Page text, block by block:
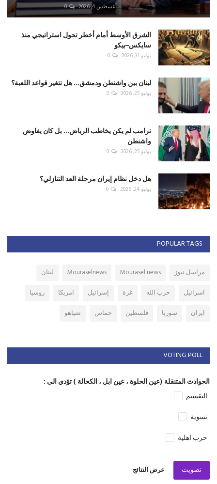
أغسطس 4, 2026 0
الشرق الأوسط أمام أخطر تحول استراتيجي منذ
سايكس–بيكو
يوليو 31, 2026 0
لبنان بين واشنطن ودمشق... هل تتغير قواعد اللعبة؟
يوليو 25, 2026 0
ترامب لم يكن يخاطب الرياض... بل كان يفاوض
واشنطن
يوليو 25, 2026 0
هل دخل نظام إيران مرحلة العد التنازلي؟
يوليو 24, 2026 0
POPULAR TAGS
مراسل نيوز Mourasel news
Mouraselnews
لبنان
اسرائيل
حزب الله غزة إسرائيل امريكا
روسيا
ايران
سوريا فلسطين حماس نتنياهو
VOTING POLL
الحوادث المتنقلة (عين الحلوة ، عين ابل ، الكحالة ) تؤدي الى :
التقسيم
تسوية
حرب اهلية
تصويت عرض النتائج